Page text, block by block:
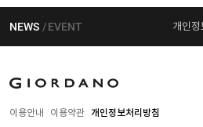
NEWS EVENT
이용안내 이용약관 개인정보처리방침